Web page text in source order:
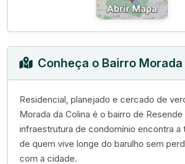
Conheça o Bairro
Residencial, planejado e cercado de
Morada da Colina é o bairro de Resende
infraestrutura de condomínio encontra a
de quem vive longe do barulho sem
com a cidade.